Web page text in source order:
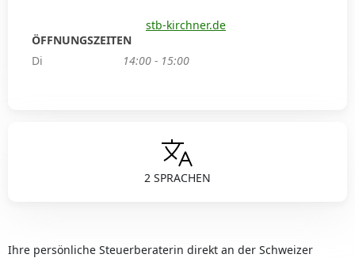
2 SPRACHEN
Ihre persönliche Steuerberaterin direkt an der Schweizer
stb-kirchner.de
ÖFFNUNGSZEITEN
Di
14:00 - 15:00